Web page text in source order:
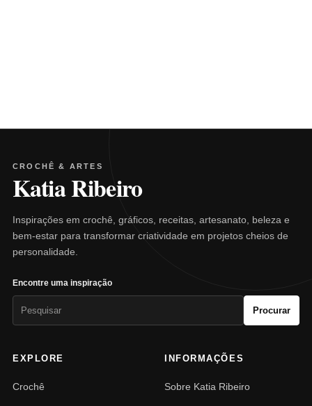
CROCHÊ & ARTES
Katia Ribeiro
Inspirações em crochê, gráficos, receitas, artesanato, beleza e
bem-estar para transformar criatividade em projetos cheios de
personalidade.
Encontre uma inspiração
Procurar
EXPLORE
Crochê
INFORMAÇÕES
Sobre Katia Ribeiro